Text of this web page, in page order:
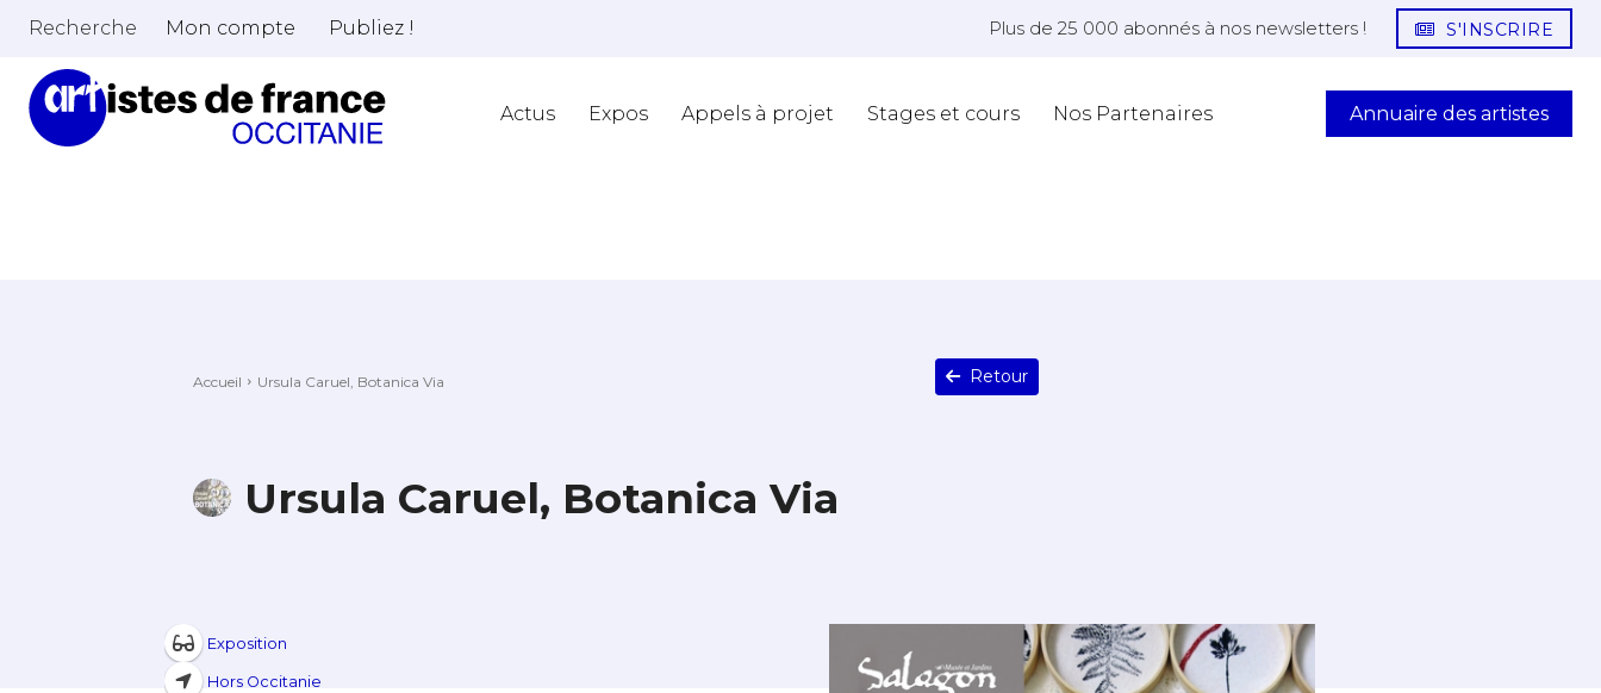
Recherche Mon compte Publiez ! Plus de 25 000 abonnés à nos newsletters ! S'INSCRIRE
Actus Expos Appels à projet Stages et cours Nos Partenaires Annuaire des artistes
Accueil Ursula Caruel, Botanica Via Retour
Ursula Caruel, Botanica Via
Exposition
Hors Occitanie